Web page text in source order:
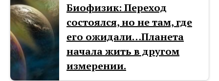
Биофизик: Переход
состоялся, но не там, где
его ожидали…Планета
начала жить в другом
измерении.